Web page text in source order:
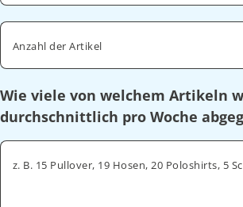
Anzahl der Artikel
Wie viele von welchem Artikeln
durchschnittlich pro Woche
z. B. 15 Pullover, 19 Hosen, 20 Poloshirts, 5